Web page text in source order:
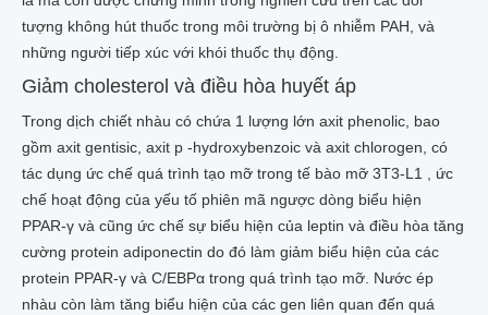
tượng không hút thuốc trong môi trường bị ô nhiễm PAH, và
những người tiếp xúc với khói thuốc thụ động.
Giảm cholesterol và điều hòa huyết áp
Trong dịch chiết nhàu có chứa 1 lượng lớn axit phenolic, bao
gồm axit gentisic, axit p -hydroxybenzoic và axit chlorogen, có
tác dụng ức chế quá trình tạo mỡ trong tế bào mỡ 3T3-L1 , ức
chế hoạt động của yếu tố phiên mã ngược dòng biểu hiện
PPAR-γ và cũng ức chế sự biểu hiện của leptin và điều hòa tăng
cường protein adiponectin do đó làm giảm biểu hiện của các
protein PPAR-γ và C/EBPα trong quá trình tạo mỡ. Nước ép
nhàu còn làm tăng biểu hiện của các gen liên quan đến quá